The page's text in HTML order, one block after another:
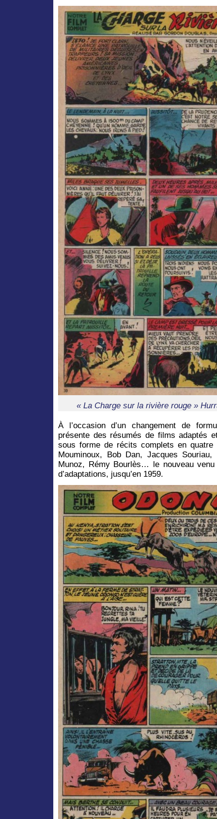
« La Charge sur la rivière rouge »
À l’occasion d’un changement de
présente des résumés de films adaptés
sous forme de récits complets en
Mouminoux, Bob Dan, Jacques Souriau,
Munoz, Rémy Bourlès… le nouveau
d’adaptations, jusqu’en 1959.